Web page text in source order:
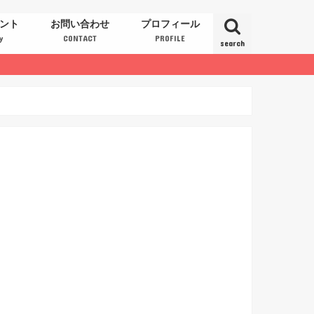
search
ト お問い合わせ
CONTACT
プロフィール
PROFILE